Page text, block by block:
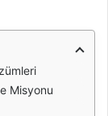
Misyonu